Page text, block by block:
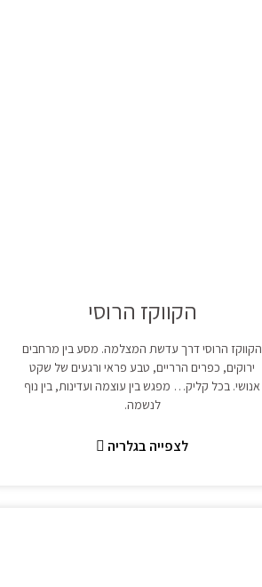
הקווקז הרוסי
הקווקז הרוסי דרך עדשת המצלמה. מסע בין מרחבים
ירוקים, כפרים הרריים, טבע פראי ורגעים של שקט
אנושי. בכל קליק… מפגש בין עוצמה ועדינות, בין נוף
לנשמה.
לצפייה בגלריה